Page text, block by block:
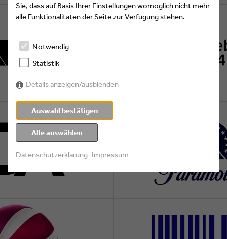
Sie, dass auf Basis Ihrer Einstellungen womöglich nicht mehr
alle Funktionalitäten der Seite zur Verfügung stehen.
Notwendig
Statistik
Details anzeigen/ausblenden
Auswahl bestätigen
Alle auswählen
Datenschutzerklärung Impressum